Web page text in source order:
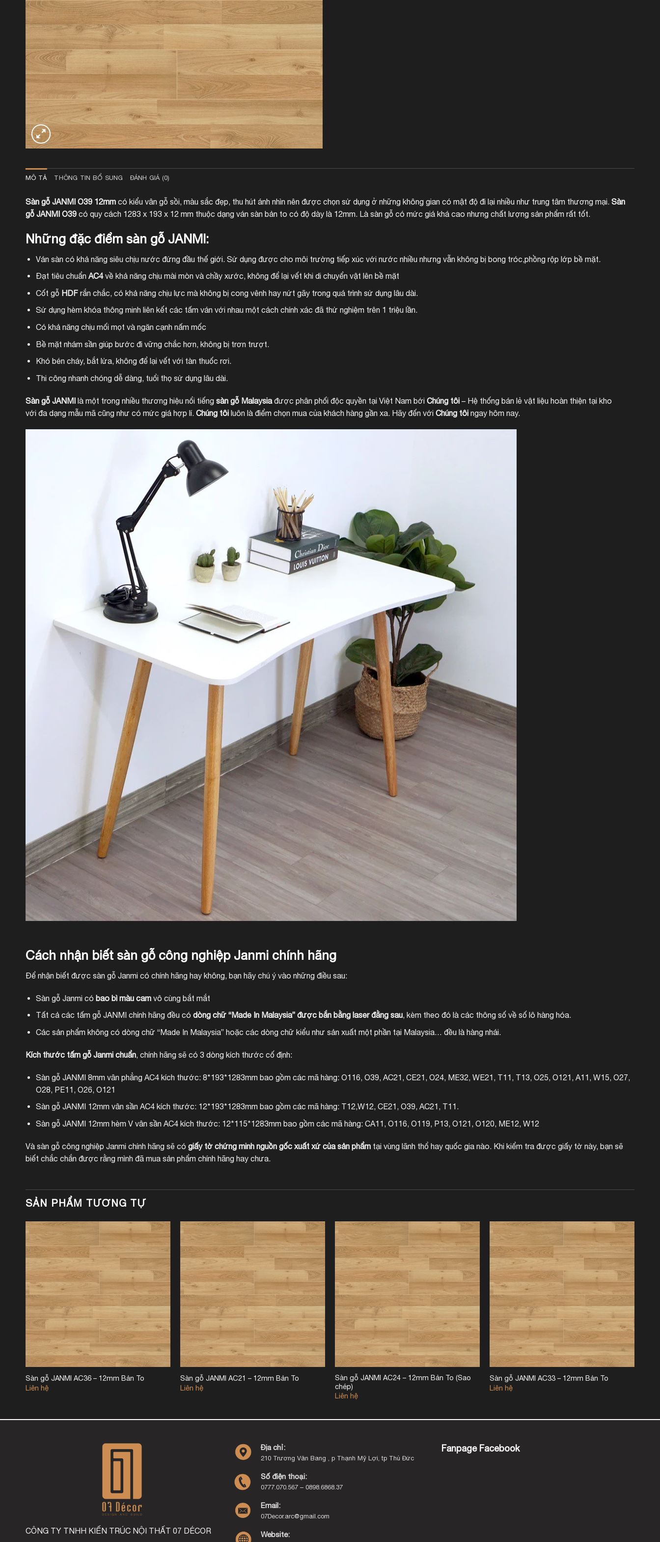
MÔ TẢ THÔNG TIN BỔ SUNG ĐÁNH GIÁ (0)
Sàn gỗ JANMI O39 12mm có kiểu vân gỗ sồi, màu sắc đẹp, thu hút ánh nhìn nên được chọn sử dụng ở những không gian có mật độ đi lại nhiều như trung tâm thương mại. Sàn
gỗ JANMI O39 có quy cách 1283 x 193 x 12 mm thuộc dạng ván sàn bản to có độ dày là 12mm. Là sàn gỗ có mức giá khá cao nhưng chất lượng sản phẩm rất tốt.
Những đặc điểm sàn gỗ JANMI:
Ván sàn có khả năng siêu chịu nước đứng đầu thế giới. Sử dụng được cho môi trường tiếp xúc với nước nhiều nhưng vẫn không bị bong tróc,phồng rộp lớp bề mặt.
Đạt tiêu chuẩn AC4về khả năng chịu mài mòn và chầy xước, không để lại vết khi di chuyển vật lên bề mặt
Cốt gỗ HDFrắn chắc, có khả năng chịu lực mà không bị cong vênh hay nứt gãy trong quá trình sử dụng lâu dài.
Sử dụng hèm khóa thông minh liên kết các tấm ván với nhau một cách chính xác đã thử nghiệm trên 1 triệu lần.
Có khả năng chịu mối mọt và ngăn cạnh nấm mốc
Bề mặt nhám sần giúp bước đi vững chắc hơn, không bị trơn trượt.
Khó bén cháy, bắt lửa, không để lại vết với tàn thuốc rơi.
Thi công nhanh chóng dễ dàng, tuổi thọ sử dụng lâu dài.
Sàn gỗ JANMI là một trong nhiều thương hiệu nổi tiếng sàn gỗ Malaysia được phân phối độc quyền tại Việt Nam bới Chúng tôi – Hệ thống bán lẻ vật liệu hoàn thiện tại kho
với đa dạng mẫu mã cũng như có mức giá hợp lí. Chúng tôi luôn là điểm chọn mua của khách hàng gần xa. Hãy đến với Chúng tôi ngay hôm nay.
Cách nhận biết sàn gỗ công nghiệp Janmi chính hãng
Để nhận biết được sàn gỗ Janmi có chính hãng hay không, bạn hãy chú ý vào những điều sau:
Sàn gỗ Janmi có bao bì màu camvô cùng bắt mắt
Tất cả các tấm gỗ JANMI chính hãng đều có dòng chữ “Made In Malaysia” được bắn bằng laser đằng sau, kèm theo đó là các thông số về số lô hàng hóa.
Các sản phẩm không có dòng chữ “Made In Malaysia” hoặc các dòng chữ kiểu như sản xuất một phần tại Malaysia… đều là hàng nhái.
Kích thước tấm gỗ Janmi chuẩn, chính hãng sẽ có 3 dòng kích thước cố định:
Sàn gỗ JANMI 8mm vân phẳng AC4 kích thước: 8*193*1283mm bao gồm các mã hàng: O116, O39, AC21, CE21, O24, ME32, WE21, T11, T13, O25, O121, A11, W15, O27,
O28, PE11, O26, O121
Sàn gỗ JANMI 12mm vân sần AC4 kích thước: 12*193*1283mm bao gồm các mã hàng: T12,W12, CE21, O39, AC21, T11.
Sàn gỗ JANMI 12mm hèm V vân sần AC4 kích thước: 12*115*1283mm bao gồm các mã hàng: CA11, O116, O119, P13, O121, O120, ME12, W12
Và sàn gỗ công nghiệp Janmi chính hãng sẽ có giấy tờ chứng minh nguồn gốc xuất xứ của sản phẩm tại vùng lãnh thổ hay quốc gia nào. Khi kiểm tra được giấy tờ này, bạn sẽ
biết chắc chắn được rằng mình đã mua sản phẩm chính hãng hay chưa.
SẢN PHẨM TƯƠNG TỰ
Sàn gỗ JANMI AC36 – 12mm Bản To
Liên hệ
Sàn gỗ JANMI AC21 – 12mm Bản To
Liên hệ
Sàn gỗ JANMI AC24 – 12mm Bản To (Sao
chép)
Liên hệ
Sàn gỗ JANMI AC33 – 12mm Bản To
Liên hệ
CÔNG TY TNHH KIẾN TRÚC NỘI THẤT 07 DÉCOR
Địa chỉ:
210 Trương Văn Bang , p Thạnh Mỹ Lợi, tp Thủ Đức
Số điện thoại:
0777.070.567 – 0898.6868.37
Email:
07Decor.arc@gmail.com
Website:
Fanpage Facebook